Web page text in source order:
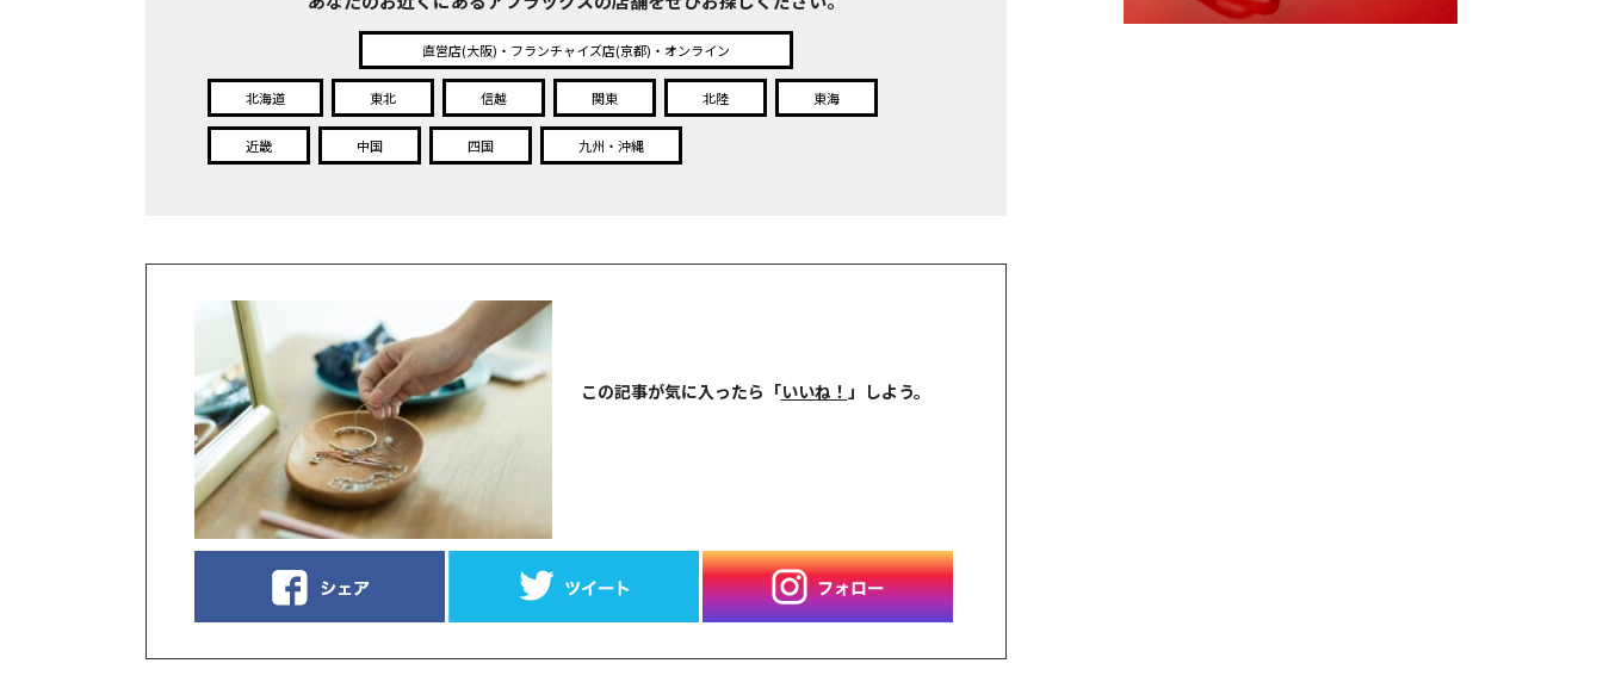
直営店(大阪)・フランチャイズ店(京都)・オンライン
北海道 東北 信越 関東 北陸 東海
近畿 中国 四国 九州・沖縄
この記事が気に入ったら 「いいね！ 」しよう。